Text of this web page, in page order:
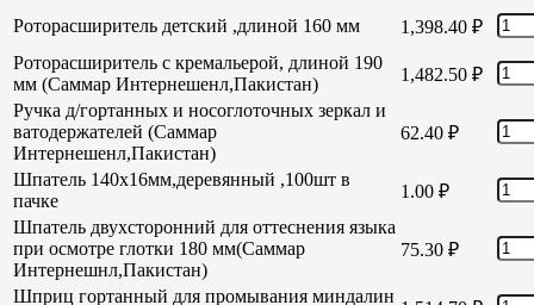
Роторасширитель детский ,длиной 160 мм 1,398.40 ₽
Роторасширитель с кремальерой, длиной 190
мм (Саммар Интернешенл,Пакистан)
1,482.50 ₽
Ручка д/гортанных и носоглоточных зеркал и
ватодержателей (Саммар
Интернешенл,Пакистан)
62.40 ₽
Шпатель 140х16мм,деревянный ,100шт в
пачке
1.00 ₽
Шпатель двухсторонний для оттеснения языка
при осмотре глотки 180 мм(Саммар
Интернешнл,Пакистан)
75.30 ₽
Шприц гортанный для промывания миндалин